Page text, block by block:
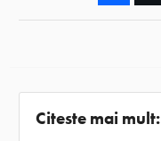
Citeste mai mult: